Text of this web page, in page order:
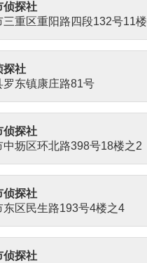
侦探社
三重区重阳路四段132号11楼
探社
罗东镇康庄路81号
侦探社
中坜区环北路398号18楼之2
侦探社
东区民生路193号4楼之4
侦探社